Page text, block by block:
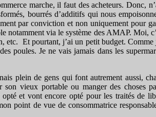
marche, il faut des acheteurs. Donc,
bourrés d’additifs qui nous
par conviction et non uniquement pour
notamment via le système des AMAP. Moi,
Et pourtant, j’ai un petit budget.
poules. Je ne vais jamais dans les
plein de gens qui font autrement aussi,
vieux portable ou manger des choses
et vont encore opté pour les traités de
point de vue de consommatrice